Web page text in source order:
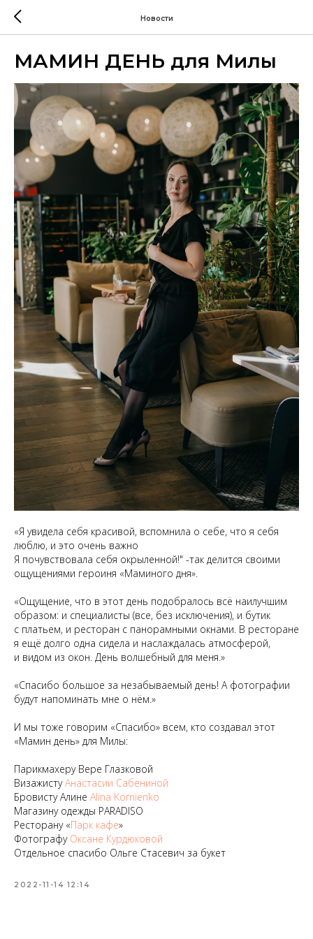
Новости
МАМИН ДЕНЬ для Милы
«Я увидела себя красивой, вспомнила о себе, что я себя
люблю, и это очень важно
Я почувствовала себя окрыленной!" -так делится своими
ощущениями героиня «Маминого дня».
«Ощущение, что в этот день подобралось всё наилучшим
образом: и специалисты (все, без исключения), и бутик
с платьем, и ресторан с панорамными окнами. В ресторане
я ещё долго одна сидела и наслаждалась атмосферой,
и видом из окон. День волшебный для меня.»
«Спасибо большое за незабываемый день! А фотографии
будут напоминать мне о нём.»
И мы тоже говорим «Спасибо» всем, кто создавал этот
«Мамин день» для Милы:
Парикмахеру Вере Глазковой
ВизажистуАнастасии Сабениной
Бровисту Алине Alina Kornienko
Магазину одежды PARADISO
Ресторану «Парк кафе»
Фотографу Оксане Курдюковой
Отдельное спасибо Ольге Стасевич за букет
2022-11-14 12:14